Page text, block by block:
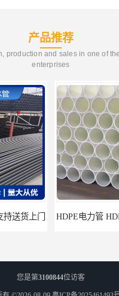
产品推荐
production and sales in one of
enterprises
HDPE电力管 HDPE顶管电缆管保护套管
您是第3100844位访客